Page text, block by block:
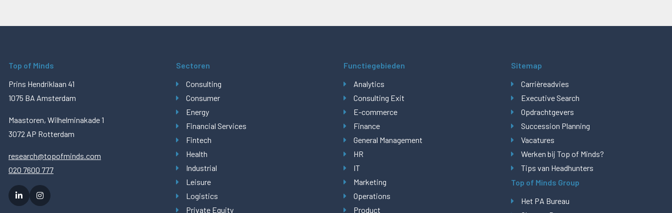
Top of Minds
Prins Hendriklaan 41
1075 BA Amsterdam
Maastoren, Wilhelminakade 1
3072 AP Rotterdam
research@topofminds.com
020 7600 777
Sectoren
Consulting
Consumer
Energy
Financial Services
Fintech
Health
Industrial
Leisure
Logistics
Private Equity
Functiegebieden
Analytics
Consulting Exit
E-commerce
Finance
General Management
HR
IT
Marketing
Operations
Product
Sitemap
Carrièreadvies
Executive Search
Opdrachtgevers
Succession Planning
Vacatures
Werken bij Top of Minds?
Tips van Headhunters
Top of Minds Group
Het PA Bureau